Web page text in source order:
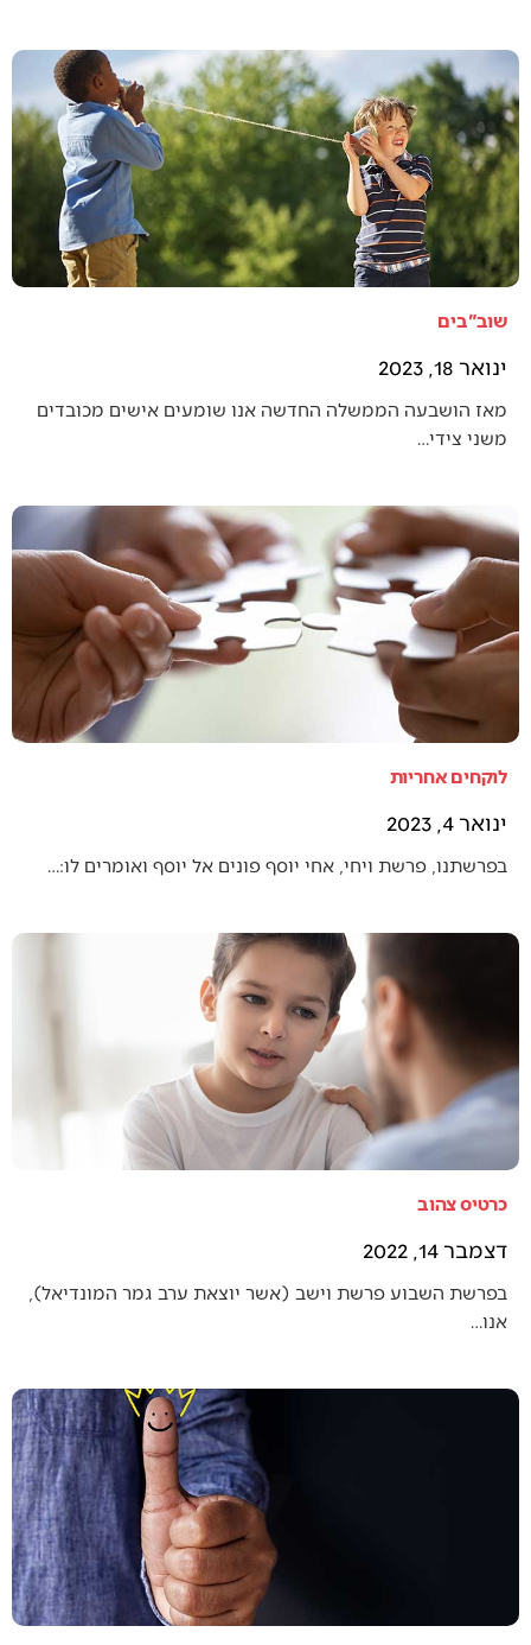
שוב"בים
ינואר 18, 2023
מאז הושבעה הממשלה החדשה אנו שומעים אישים מכובדים
משני צידי…
לוקחים אחריות
ינואר 4, 2023
בפרשתנו, פרשת ויחי, אחי יוסף פונים אל יוסף ואומרים לו:…
כרטיס צהוב
דצמבר 14, 2022
בפרשת השבוע פרשת וישב (אשר יוצאת ערב גמר המונדיאל),
אנו…